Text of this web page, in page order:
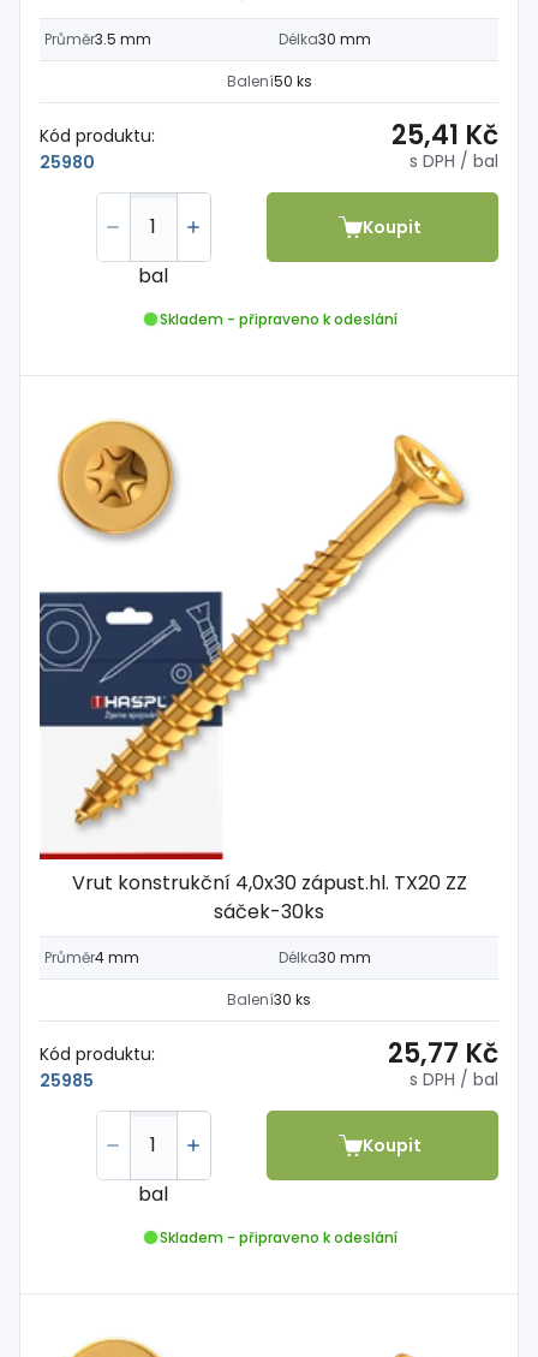
Průměr3.5 mm Délka30 mm
Balení50 ks
Kód produktu:
25980
25,41 Kč
s DPH / bal
bal
Koupit
Skladem - připraveno k odeslání
Vrut konstrukční 4,0x30 zápust.hl. TX20 ZZ
sáček-30ks
Průměr4 mm Délka30 mm
Balení30 ks
Kód produktu:
25985
25,77 Kč
s DPH / bal
bal
Koupit
Skladem - připraveno k odeslání